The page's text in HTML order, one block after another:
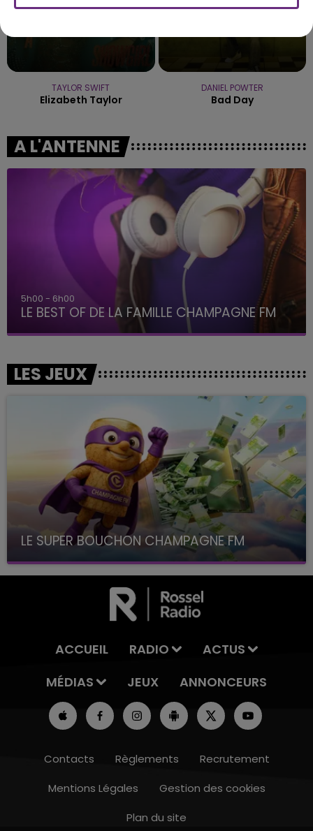
TAYLOR SWIFT
Elizabeth Taylor
DANIEL POWTER
Bad Day
A L'ANTENNE
5h00 - 6h00
LE BEST OF DE LA FAMILLE CHAMPAGNE FM
LES JEUX
LE SUPER BOUCHON CHAMPAGNE FM
avec La Famille Champagne FM, à 8H10
ACCUEIL RADIO
ACTUS
MÉDIAS
JEUX ANNONCEURS
Contacts Règlements
Recrutement
Mentions Légales
Gestion des cookies
Plan du site